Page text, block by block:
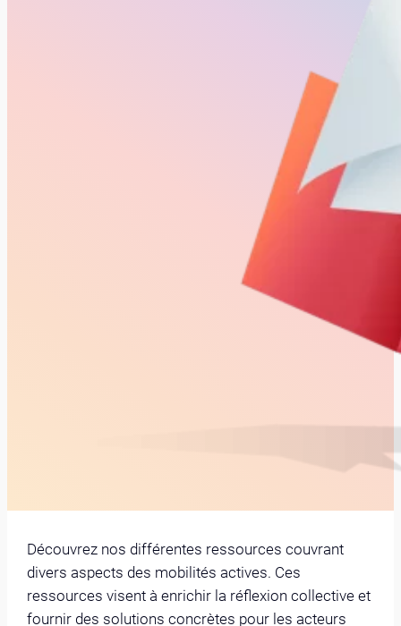
Découvrez nos différentes ressources couvrant
divers aspects des mobilités actives. Ces
ressources visent à enrichir la réflexion collective et
fournir des solutions concrètes pour les acteurs